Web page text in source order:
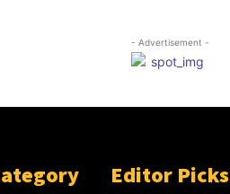
- Advertisement -
Editor Picks